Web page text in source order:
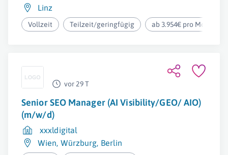
Linz
Vollzeit Teilzeit/geringfügig ab 3.954€ pro Monat
vor 29 T
Senior SEO Manager (AI Visibility/GEO/ AIO)
(m/w/d)
xxxldigital
Wien, Würzburg, Berlin